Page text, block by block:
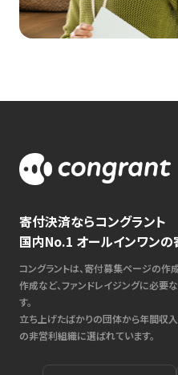
寄付決済ならコングラント
国内No.1 オールインワンの
コングラントは、寄付募集ページの作
作成など、ファンドレイジングに必要
す。
立ち上げたばかりの団体から年間収
の非営利組織に選ばれています。